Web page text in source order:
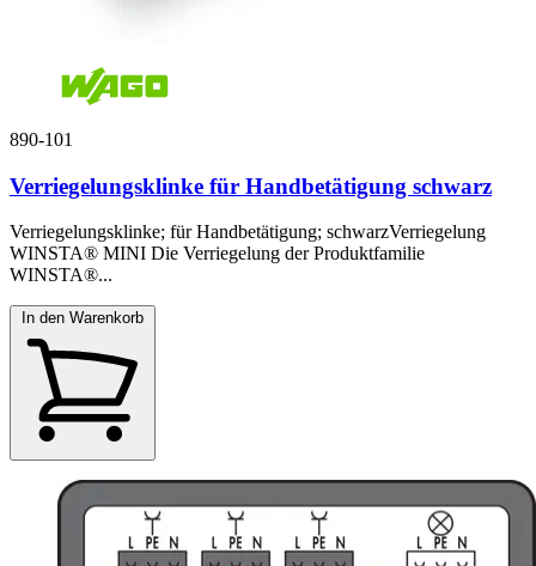
890-101
Verriegelungsklinke für Handbetätigung schwarz
Verriegelungsklinke; für Handbetätigung; schwarzVerriegelung
WINSTA® MINI Die Verriegelung der Produktfamilie
WINSTA®...
In den Warenkorb